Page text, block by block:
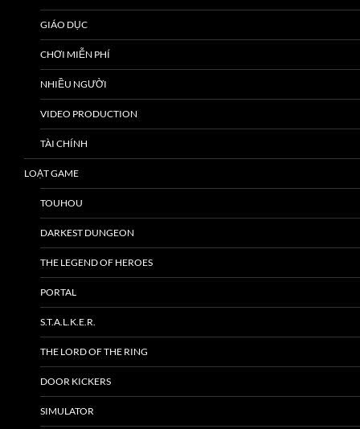
GIÁO DỤC
CHƠI MIỄN PHÍ
NHIỀU NGƯỜI
VIDEO PRODUCTION
TÀI CHÍNH
LOẠT GAME
TOUHOU
DARKEST DUNGEON
THE LEGEND OF HEROES
PORTAL
S.T.A.L.K.E.R.
THE LORD OF THE RING
DOOR KICKERS
SIMULATOR